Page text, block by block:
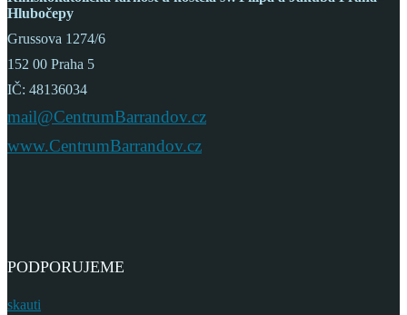
Hlubočepy
Grussova 1274/6
152 00 Praha 5
IČ: 48136034
mail@CentrumBarrandov.cz
www.CentrumBarrandov.cz
PODPORUJEME
skauti